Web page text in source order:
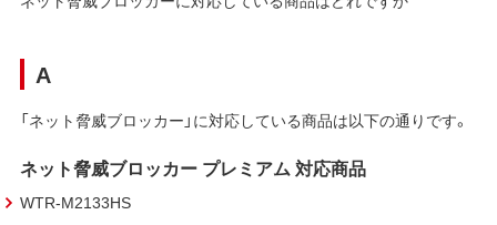
A
「ネット脅威ブロッカー」に対応している商品は以下の通りです。
ネット脅威ブロッカー プレミアム 対応商品
WTR-M2133HS